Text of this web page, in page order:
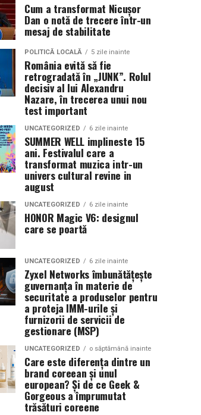
Cum a transformat Nicușor
Dan o notă de trecere într-un
mesaj de stabilitate
POLITICĂ LOCALĂ 5 zile inainte
România evită să fie
retrogradată în „JUNK”. Rolul
decisiv al lui Alexandru
Nazare, în trecerea unui nou
test important
UNCATEGORIZED 6 zile inainte
SUMMER WELL implineste 15
ani. Festivalul care a
transformat muzica intr-un
univers cultural revine in
august
UNCATEGORIZED 6 zile inainte
HONOR Magic V6: designul
care se poartă
UNCATEGORIZED 6 zile inainte
Zyxel Networks îmbunătățește
guvernanța în materie de
securitate a produselor pentru
a proteja IMM-urile și
furnizorii de servicii de
gestionare (MSP)
UNCATEGORIZED o săptămână inainte
Care este diferența dintre un
brand coreean și unul
european? Și de ce Geek &
Gorgeous a împrumutat
trăsături coreene